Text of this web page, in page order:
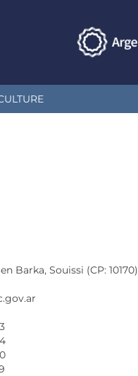
Barka, Souissi (CP: 10170)